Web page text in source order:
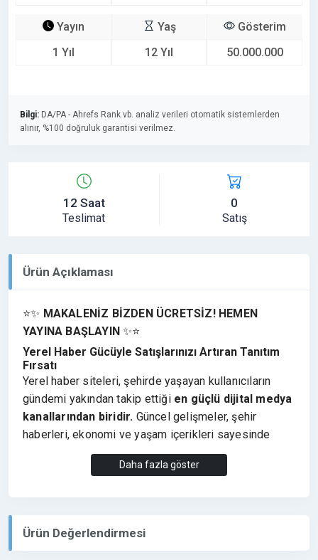
Yayın
1 Yıl
Yaş
12 Yıl
Gösterim
50.000.000
Bilgi: DA/PA - Ahrefs Rank vb. analiz verileri otomatik sistemlerden
alınır, %100 doğruluk garantisi verilmez.
12 Saat
Teslimat
0
Satış
Ürün Açıklaması
⭐✨ MAKALENİZ BİZDEN ÜCRETSİZ! HEMEN
YAYINA BAŞLAYIN ✨⭐
Yerel Haber Gücüyle Satışlarınızı Artıran Tanıtım
Fırsatı
Yerel haber siteleri, şehirde yaşayan kullanıcıların
gündemi yakından takip ettiği en güçlü dijital medya
kanallarından biridir. Güncel gelişmeler, şehir
haberleri, ekonomi ve yaşam içerikleri sayesinde
bulundukları bölgede doğrudan hedef
kitleye ulaşarak satışlarını artırma fırsatı elde
güncel haberleri paylaşan
Daha fazla göster
Ürün Değerlendirmesi